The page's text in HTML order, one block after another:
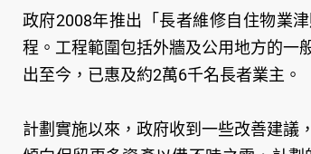
政府2008年推出「長者維修自住物業
程。工程範圍包括外牆及公用地方的一
出至今，已惠及約2萬6千名長者業主。
計劃實施以來，政府收到一些改善建議